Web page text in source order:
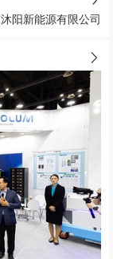
阳新能源有限公司